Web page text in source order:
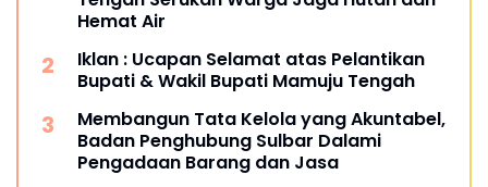
Hemat Air
Iklan : Ucapan Selamat atas Pelantikan
Bupati & Wakil Bupati Mamuju Tengah
Membangun Tata Kelola yang Akuntabel,
Badan Penghubung Sulbar Dalami
Pengadaan Barang dan Jasa